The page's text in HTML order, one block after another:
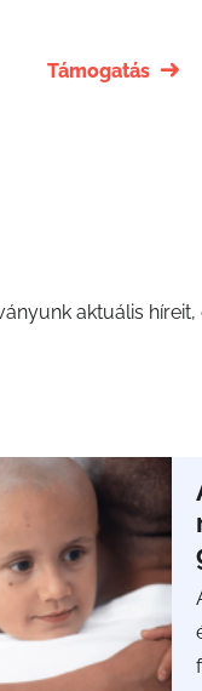
Támogatás
aktuális